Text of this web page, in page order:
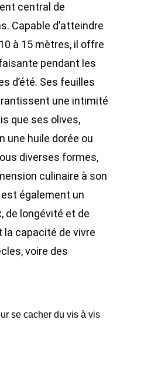
central de
Capable d’atteindre
à 15 mètres, il offre
pendant les
d’été. Ses feuilles
une intimité
que ses olives,
une huile dorée ou
diverses formes,
culinaire à son
est également un
de longévité et de
la capacité de vivre
voire des